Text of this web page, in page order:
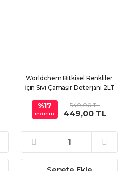
Worldchem Bitkisel Renkliler
İçin Sıvı Çamaşır Deterjanı 2LT
%17
indirim
540,00 TL
449,00 TL